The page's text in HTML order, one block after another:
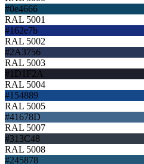
#0e4666
RAL 5001
#162e7b
RAL 5002
#2A3756
RAL 5003
#1D1F2A
RAL 5004
#154889
RAL 5005
#41678D
RAL 5007
#313C48
RAL 5008
#245878